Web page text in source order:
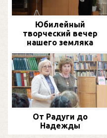
Юбилейный
творческий вечер
нашего земляка
От Радуги до
Надежды